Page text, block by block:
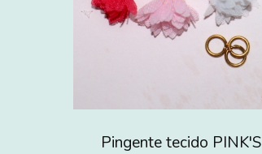
Pingente tecido PINK'S